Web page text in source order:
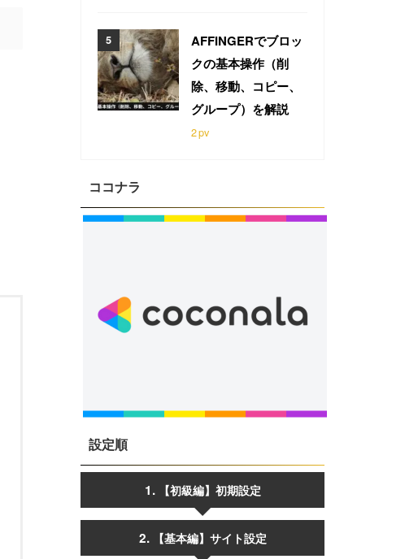
AFFINGERでブロッ
クの基本操作（削
除、移動、コピー、
グループ）を解説
2pv
ココナラ
設定順
【初級編】初期設定
【基本編】サイト設定